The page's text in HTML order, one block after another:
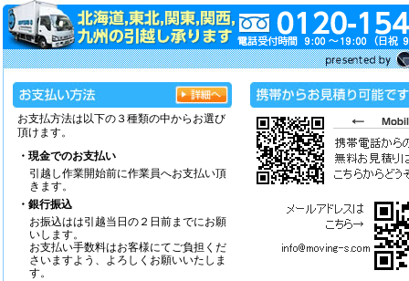
お支払方法は以下の３種類の中からお選び
頂けます。
・現金でのお支払い
引越し作業開始前に作業員へお支払い頂
きます。
・銀行振込
お振込はは引越当日の２日前までにお願
いします。
お支払い手数料はお客様にてご負担くだ
さいますよう、よろしくお願いいたしま
す。